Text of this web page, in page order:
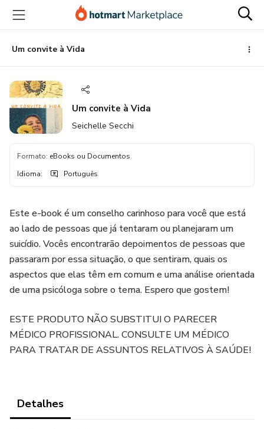
para
conteúdo
principal
para
pagamento
para
rodapé
Um convite à Vida
Um convite à Vida
Seichelle Secchi
Formato: eBooks ou Documentos
Idioma: Português
Este e-book é um conselho carinhoso para você que está
ao lado de pessoas que já tentaram ou planejaram um
suicídio. Vocês encontrarão depoimentos de pessoas que
passaram por essa situação, o que sentiram, quais os
aspectos que elas têm em comum e uma análise orientada
de uma psicóloga sobre o tema. Espero que gostem!
ESTE PRODUTO NÃO SUBSTITUI O PARECER
MÉDICO PROFISSIONAL. CONSULTE UM MÉDICO
PARA TRATAR DE ASSUNTOS RELATIVOS À SAÚDE!
Detalhes